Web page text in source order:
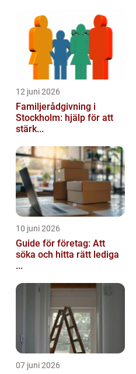
12 juni 2026
Familjerådgivning i
Stockholm: hjälp för att
stärk...
10 juni 2026
Guide för företag: Att
söka och hitta rätt lediga
...
07 juni 2026